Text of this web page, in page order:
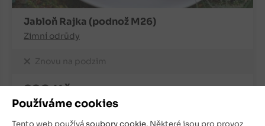
Používáme cookies
Tento web používásoubory cookie. Některé jsou pro provoz
Jabloň Rajka (podnož M26)
Zimní odrůdy
Znovu na podzim
220Kč
ks OBJEDNAT